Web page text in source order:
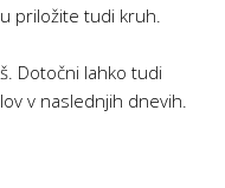
priložite tudi kruh.
Dotočni lahko tudi
v naslednjih dnevih.